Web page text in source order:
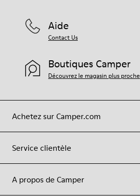
Achetez sur Camper.com
Service clientèle
A propos de Camper
Aide
Contact Us
Boutiques Camper
Découvrez le magasin plus proche